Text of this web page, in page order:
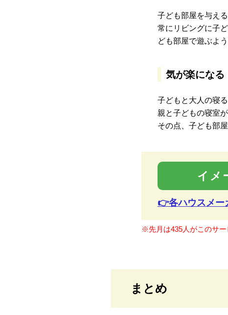
子ども部屋を与え
常にリビングに子
ども部屋で遊ぶよ
気が楽になる
子どもと大人の寝
親と子どもの寝室
その点、子ども部
イメ
👉各ハウスメー
※先月は435人がこのサー
まとめ